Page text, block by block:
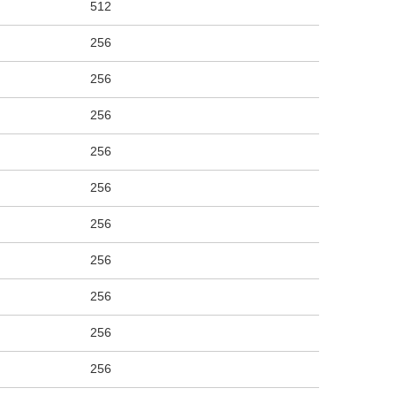
512
256
256
256
256
256
256
256
256
256
256